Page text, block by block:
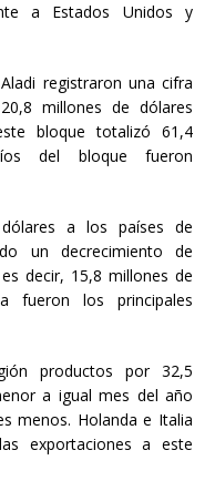
a Estados Unidos y
registraron una cifra
millones de dólares
bloque totalizó 61,4
del bloque fueron
a los países de
un decrecimiento de
decir, 15,8 millones de
fueron los principales
productos por 32,5
a igual mes del año
menos. Holanda e Italia
exportaciones a este